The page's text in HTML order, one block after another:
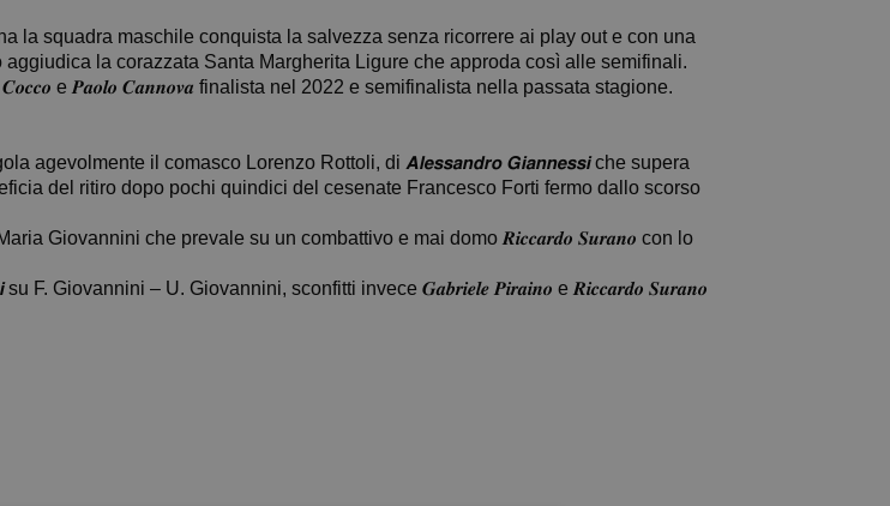
la squadra maschile conquista la salvezza senza ricorrere ai play out e con una
la corazzata Santa Margherita Ligure che approda così alle semifinali.
e 𝑷𝒂𝒐𝒍𝒐 𝑪𝒂𝒏𝒏𝒐𝒗𝒂 finalista nel 2022 e semifinalista nella passata stagione.
agevolmente il comasco Lorenzo Rottoli, di 𝘼𝙡𝙚𝙨𝙨𝙖𝙣𝙙𝙧𝙤 𝙂𝙞𝙖𝙣𝙣𝙚𝙨𝙨𝙞 che supera
del ritiro dopo pochi quindici del cesenate Francesco Forti fermo dallo scorso
Giovannini che prevale su un combattivo e mai domo 𝑹𝒊𝒄𝒄𝒂𝒓𝒅𝒐 𝑺𝒖𝒓𝒂𝒏𝒐 con lo
F. Giovannini – U. Giovannini, sconfitti invece 𝑮𝒂𝒃𝒓𝒊𝒆𝒍𝒆 𝑷𝒊𝒓𝒂𝒊𝒏𝒐 e 𝑹𝒊𝒄𝒄𝒂𝒓𝒅𝒐 𝑺𝒖𝒓𝒂𝒏𝒐